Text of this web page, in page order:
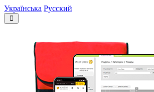
Українська Русский